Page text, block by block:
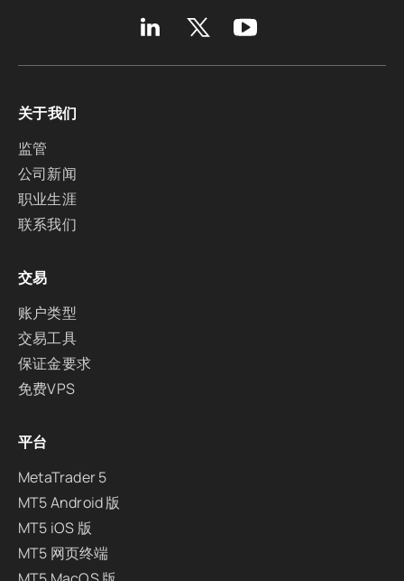
关于我们
监管
公司新闻
职业生涯
联系我们
交易
账户类型
交易工具
保证金要求
免费VPS
平台
MetaTrader 5
MT5 Android 版
MT5 iOS 版
MT5 网页终端